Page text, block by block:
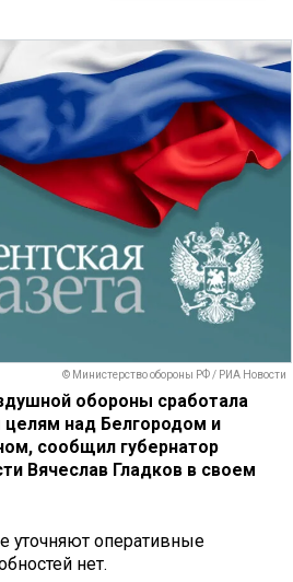
© Министерство обороны РФ / РИА Новости
обороны сработала
над Белгородом и
сообщил губернатор
Вячеслав Гладков в своем
уточняют оперативные
нет.